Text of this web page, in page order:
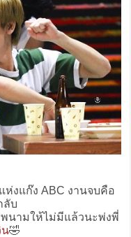
ห่งแก๊ง ABC งานจบคือ
ลับ
พนามให้ไม่มีแล้วนะพ่งพี่
น🤣